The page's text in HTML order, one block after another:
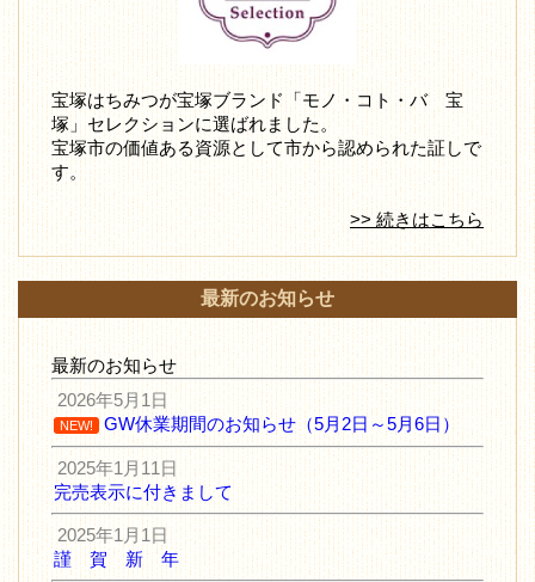
宝塚はちみつが宝塚ブランド「モノ・コト・バ 宝
塚」セレクションに選ばれました。
宝塚市の価値ある資源として市から認められた証しで
す。
>> 続きはこちら
最新のお知らせ
最新のお知らせ
2026年5月1日
NEW! GW休業期間のお知らせ（5月2日～5月6日）
2025年1月11日
完売表示に付きまして
2025年1月1日
謹 賀 新 年